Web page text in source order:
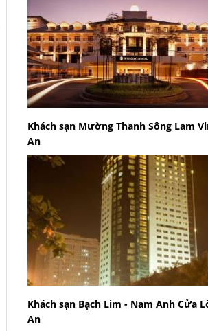
Khách sạn Mường Thanh Sông Lam
An
Khách sạn Bạch Lim - Nam Anh Cửa
An